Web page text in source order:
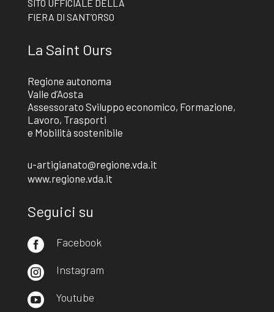
SITO UFFICIALE DELLA
FIERA DI SANT’ORSO
La Saint Ours
Regione autonoma
Valle d’Aosta
Assessorato Sviluppo economico, Formazione,
Lavoro, Trasporti
e Mobilità sostenibile
u-artigianato@regione.vda.it
www.regione.vda.it
Seguici su
 Facebook
 Instagram
 Youtube